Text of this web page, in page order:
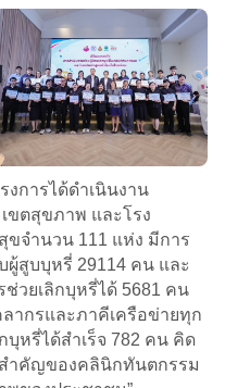
งการได้ดำเนินงาน
ขตสุขภาพ และโรง
จำนวน 111 แห่ง มีการ
ผู้สูบบุหรี่ 29114 คน และ
วยเลิกบุหรี่ได้ 5681 คน
ากรและภาคีเครือข่ายทุก
หรี่ได้สำเร็จ 782 คน คิด
ำคัญของคลินิกทันตกรรม